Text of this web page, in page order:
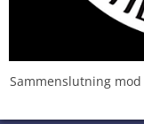
Sammenslutning mod